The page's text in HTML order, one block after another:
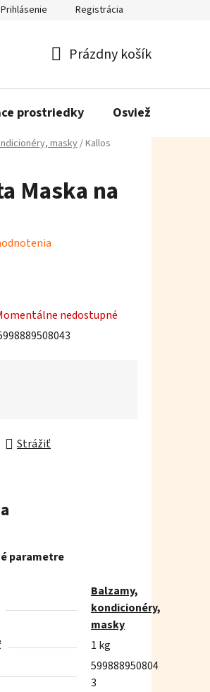
Prihlásenie Registrácia
košík
Prázdny košík
prostriedky Osviežovače
masky/Kallos
Maska na
nedostupné
Strážiť
parametre
Balzamy,
kondicionéry,
masky
1 kg
599888950804
3